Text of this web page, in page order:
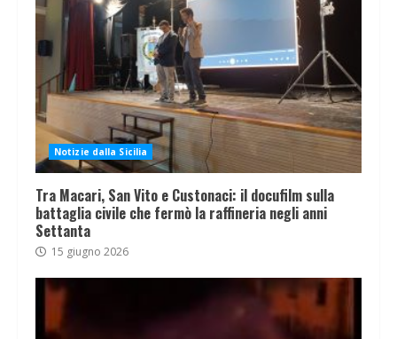
Notizie dalla Sicilia
Tra Macari, San Vito e Custonaci: il docufilm sulla
battaglia civile che fermò la raffineria negli anni
Settanta
15 giugno 2026